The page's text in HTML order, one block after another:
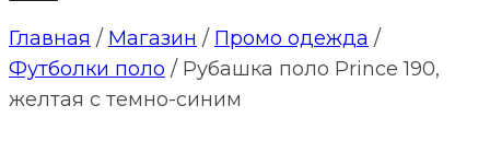
Главная / Магазин / Промо одежда /
Футболки поло / Рубашка поло Prince 190,
желтая с темно-синим